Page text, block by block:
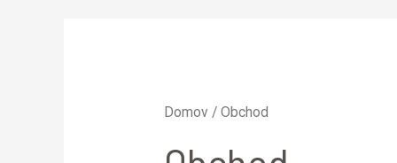
Domov / Obchod